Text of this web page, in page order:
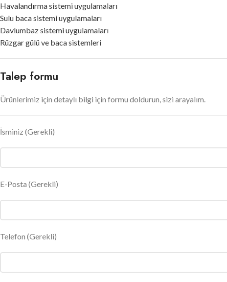
Havalandırma sistemi uygulamaları
Sulu baca sistemi uygulamaları
Davlumbaz sistemi uygulamaları
Rüzgar gülü ve baca sistemleri
Talep formu
Ürünlerimiz için detaylı bilgi için formu doldurun, sizi arayalım.
İsminiz (Gerekli)
E-Posta (Gerekli)
Telefon (Gerekli)